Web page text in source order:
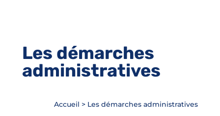
Les démarches
administratives
Accueil > Les démarches administratives